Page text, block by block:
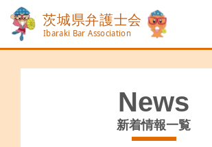
News
新着情報一覧